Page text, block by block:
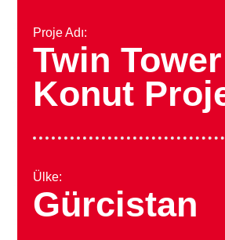
Proje Adı:
Twin Tower
Konut
Ülke:
Gürcistan